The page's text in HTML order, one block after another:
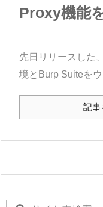
Proxy機能
先日リリースした
境とBurp Suiteを
記事